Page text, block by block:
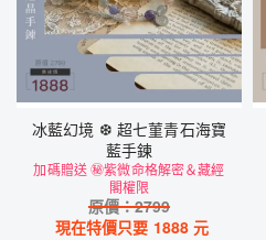
冰藍幻境 ❆ 超七菫青石海寶
藍手鍊
加碼贈送 ㊙紫微命格解密＆藏經
閣權限
原價：2799
現在特價只要 1888 元